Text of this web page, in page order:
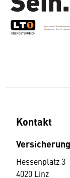
Kontakt
Hessenplatz 3
4020 Linz